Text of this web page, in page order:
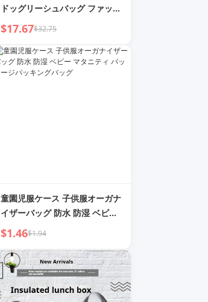
ドッグリーシュバッグ ファッシ
ョンオールマッチクロスボディ
バッグ アウトドア多機能ペット
バッグ 収納バッグ卸売
$17.67$32.75
童園児服ケース 子供服オーガナ
イザーバッグ 防水 防湿 ベビー
マタニティ パッケージパッキン
グバッグ
$1.46$1.94